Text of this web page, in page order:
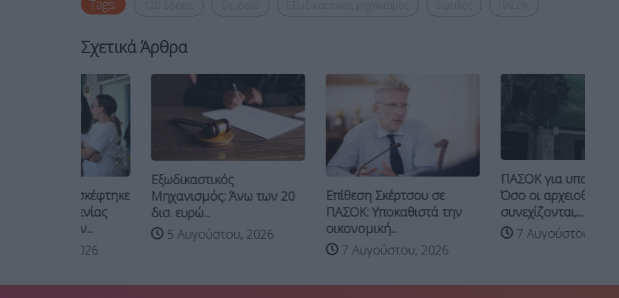
Tags:
Σχετικά Άρθρα
Εξωδικαστικός
Μηχανισμός: Άνω των 20
δισ. ευρώ...
5 Αυγούστου, 2026
Επίθεση Σκέρτσου σε
ΠΑΣΟΚ: Υποκαθιστά την
οικονομική...
7 Αυγούστου, 2026
ΠΑΣΟΚ για υποκλοπές:
Όσο οι αρχειοθετήσεις
συνεχίζονται,...
7 Αυγούστου, 2026